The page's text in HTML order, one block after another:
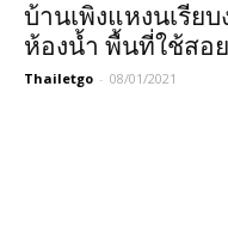
บ้านเพิงแหงนเรีย
ห้องน้ำ พื้นที่ใช้สอ
Thailetgo - 08/01/2021